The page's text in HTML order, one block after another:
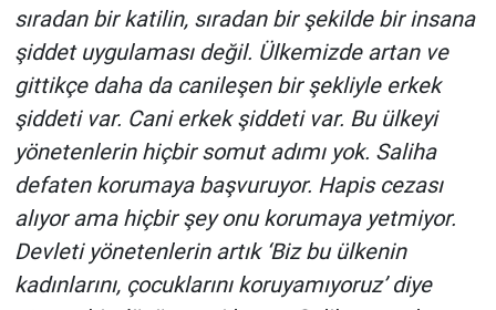
sıradan bir katilin, sıradan bir şekilde bir insana
şiddet uygulaması değil. Ülkemizde artan ve
gittikçe daha da canileşen bir şekliyle erkek
şiddeti var. Cani erkek şiddeti var. Bu ülkeyi
yönetenlerin hiçbir somut adımı yok. Saliha
defaten korumaya başvuruyor. Hapis cezası
alıyor ama hiçbir şey onu korumaya yetmiyor.
Devleti yönetenlerin artık ‘Biz bu ülkenin
kadınlarını, çocuklarını koruyamıyoruz’ diye
Yerel Gündem
Yerel Yaşam
Canlı Yayın